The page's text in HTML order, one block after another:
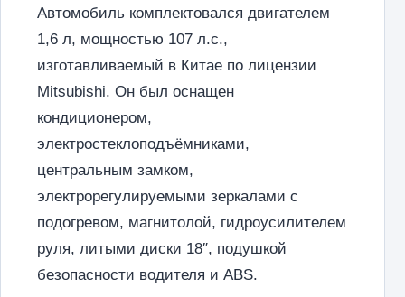
Автомобиль комплектовался двигателем
1,6 л, мощностью 107 л.с.,
изготавливаемый в Китае по лицензии
Mitsubishi. Он был оснащен
кондиционером,
электростеклоподъёмниками,
центральным замком,
электрорегулируемыми зеркалами с
подогревом, магнитолой, гидроусилителем
руля, литыми диски 18″, подушкой
безопасности водителя и ABS.